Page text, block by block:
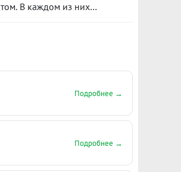
В каждом из них
Подробнее →
Подробнее →